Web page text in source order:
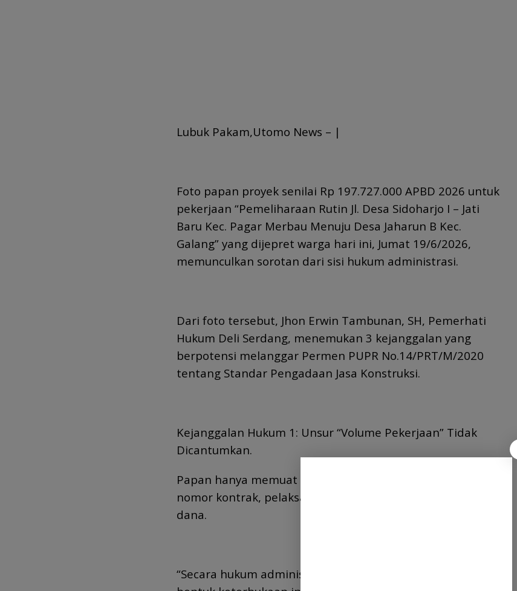
Lubuk Pakam,Utomo News – |
Foto papan proyek senilai Rp 197.727.000 APBD 2026 untuk
pekerjaan “Pemeliharaan Rutin Jl. Desa Sidoharjo I – Jati
Baru Kec. Pagar Merbau Menuju Desa Jaharun B Kec.
Galang” yang dijepret warga hari ini, Jumat 19/6/2026,
memunculkan sorotan dari sisi hukum administrasi.
Dari foto tersebut, Jhon Erwin Tambunan, SH, Pemerhati
Hukum Deli Serdang, menemukan 3 kejanggalan yang
berpotensi melanggar Permen PUPR No.14/PRT/M/2020
tentang Standar Pengadaan Jasa Konstruksi.
Kejanggalan Hukum 1: Unsur “Volume Pekerjaan” Tidak
Dicantumkan.
Papan hanya memuat nama pekerjaan, nilai kontrak,
nomor kontrak, pelaksana CV. Nurlia Utama, dan sumber
dana.
“Secara hukum administrasi, papan proyek itu adalah